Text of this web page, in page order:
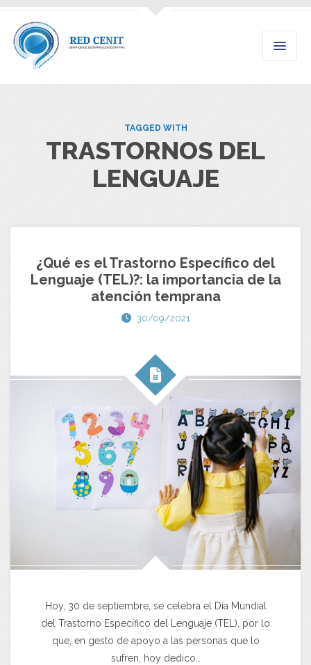
TAGGED WITH
TRASTORNOS DEL
LENGUAJE
¿Qué es el Trastorno Específico del
Lenguaje (TEL)?: la importancia de la
atención temprana
30/09/2021
Hoy, 30 de septiembre, se celebra el Día Mundial
del Trastorno Específico del Lenguaje (TEL), por lo
que, en gesto de apoyo a las personas que lo
sufren, hoy dedico…